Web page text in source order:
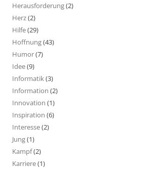
Herausforderung(2)
Herz(2)
Hilfe(29)
Hoffnung(43)
Humor(7)
Idee(9)
Informatik(3)
Information (2)
Innovation (1)
Inspiration (6)
Interesse(2)
Jung(1)
Kampf(2)
Karriere(1)